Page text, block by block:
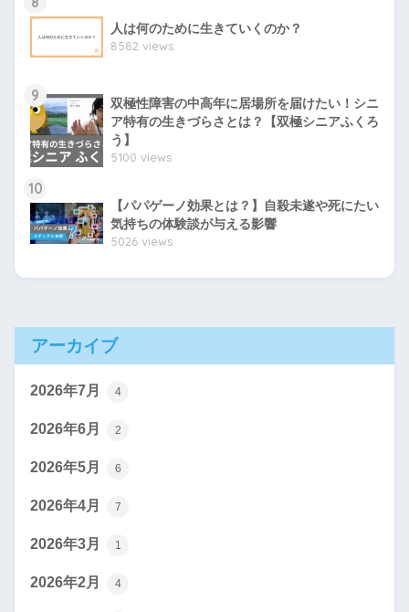
人は何のために生きていくのか？
8582 views
9
双極性障害の中高年に居場所を届けたい！シニ
ア特有の生きづらさとは？【双極シニアふくろ
う】
5100 views
10
【パパゲーノ効果とは？】自殺未遂や死にたい
気持ちの体験談が与える影響
5026 views
アーカイブ
2026年7月 4
2026年6月 2
2026年5月 6
2026年4月 7
2026年3月 1
2026年2月 4